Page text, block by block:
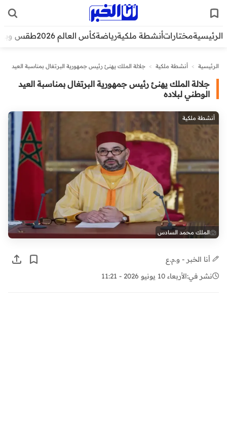
الرئيسيةمختاراتأنشطة ملكيةرياضةكأس العالم 2026 طقس
الرئيسية > أنشطة ملكية > جلالة الملك يهنئ رئيس جمهورية البرتغال بمناسبة العيد
جلالة الملك يهنئ رئيس جمهورية البرتغال بمناسبة العيد
الوطني لبلاده
أنشطة ملكية
الملك محمد السادس
أنا الخبر - و.م.ع
نشر في:الأربعاء 10 يونيو 2026 - 11:21